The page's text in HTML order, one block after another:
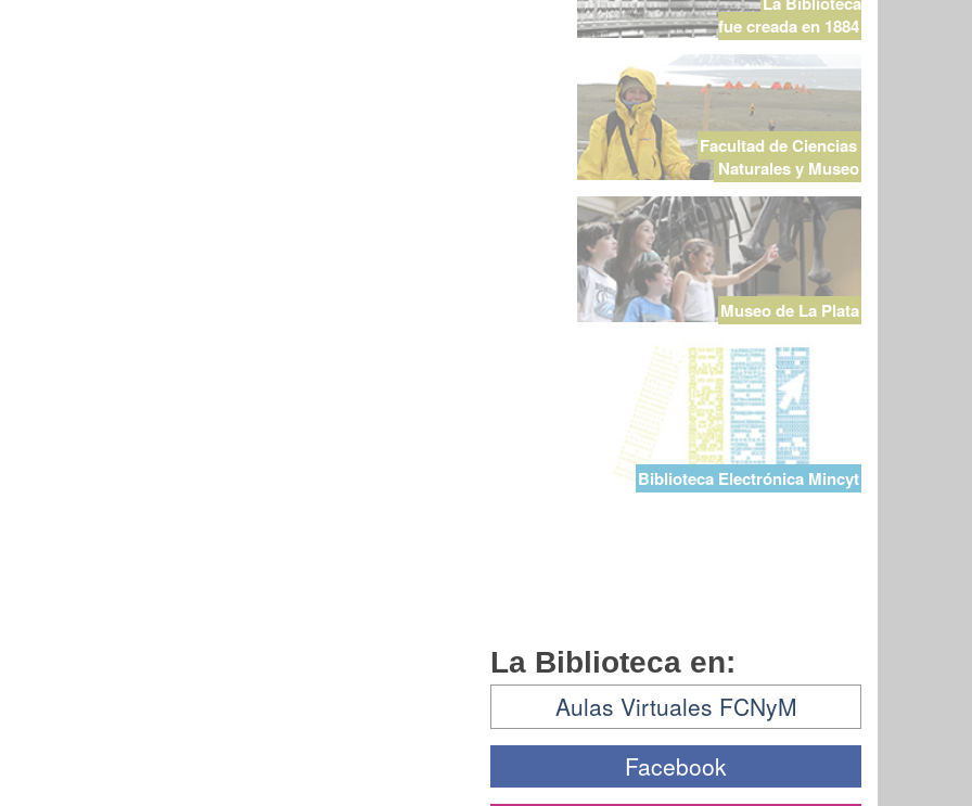
fue creada en 1884
Facultad de Ciencias
Naturales y Museo
Museo de La Plata
Biblioteca Electrónica Mincyt
La Biblioteca en:
Aulas Virtuales FCNyM
Facebook